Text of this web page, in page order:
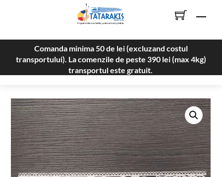
Comanda minima 50 de lei (excluzand costul
transportului). La comenzile de peste 390 lei (max 4kg)
transportul este gratuit.